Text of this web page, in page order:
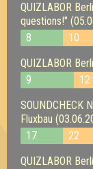
QUIZLABOR
questions!"
8
10
QUIZLABOR
9
12
SOUNDCHECK
Fluxbau
17
22
QUIZLABOR